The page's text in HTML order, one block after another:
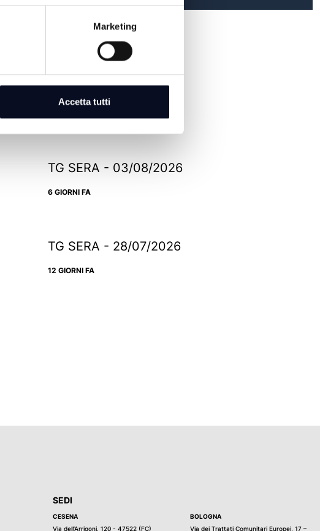
Marketing
Accetta tutti
TG SERA - 07/08/2026
TG SERA - 03/08/2026
6 GIORNI FA
TG SERA - 28/07/2026
12 GIORNI FA
SEDI
CESENA
Via dell’Arrigoni, 120 - 47522 (FC)
BOLOGNA
Via dei Trattati Comunitari Europei, 17 –